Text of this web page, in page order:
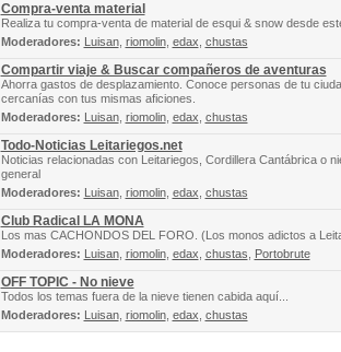
Compra-venta material
Realiza tu compra-venta de material de esqui & snow desde
Moderadores: Luisan, riomolin, edax chustas
Compartir viaje & Buscar compañeros de aventuras
Ahorra gastos de desplazamiento. Conoce personas de tu
cercanías con tus mismas aficiones.
Moderadores: Luisan, riomolin, edax chustas
Todo-Noticias Leitariegos.net
Noticias relacionadas con Leitariegos, Cordillera Cantábrica o
general
Moderadores: Luisan, riomolin, edax chustas
Club Radical LA MONA
Los mas CACHONDOS DEL FORO. (Los monos adictos a
Moderadores: Luisan, riomolin, edax chustas Portobrute
OFF TOPIC - No nieve
Todos los temas fuera de la nieve tienen cabida aquí...
Moderadores: Luisan, riomolin, edax chustas